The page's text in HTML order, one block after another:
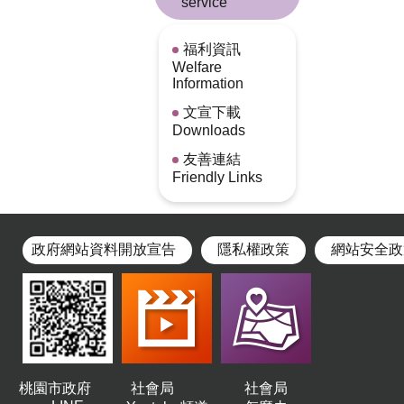
福利資訊
Welfare
Information
文宣下載
Downloads
友善連結
Friendly Links
政府網站資料開放宣告 隱私權政策 網站安全
桃園市政府
社會局
社會局